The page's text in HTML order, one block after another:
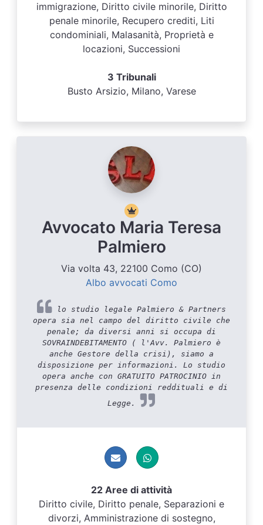
immigrazione, Diritto civile minorile, Diritto
penale minorile, Recupero crediti, Liti
condominiali, Malasanità, Proprietà e
locazioni, Successioni
3 Tribunali
Busto Arsizio, Milano, Varese
Avvocato Maria Teresa
Palmiero
Via volta 43, 22100 Como (CO)
Albo avvocati Como
lo studio legale Palmiero & Partners
opera sia nel campo del diritto civile che
penale; da diversi anni si occupa di
SOVRAINDEBITAMENTO ( l'Avv. Palmiero è
anche Gestore della crisi), siamo a
disposizione per informazioni. Lo studio
opera anche con GRATUITO PATROCINIO in
presenza delle condizioni reddituali e di
Legge.
22 Aree di attività
Diritto civile, Diritto penale, Separazioni e
divorzi, Amministrazione di sostegno,